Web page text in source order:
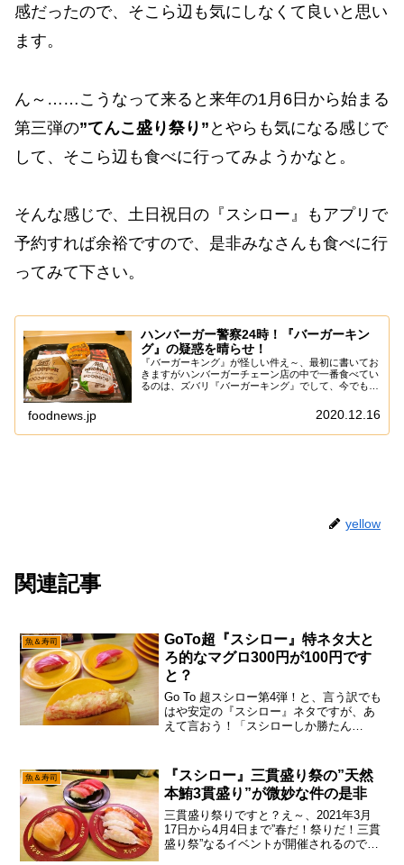
感だったので、そこら辺も気にしなくて良いと思い
ます。
ん～……こうなって来ると来年の1月6日から始まる
第三弾の”てんこ盛り祭り” とやらも気になる感じで
して、そこら辺も食べに行ってみようかなと。
そんな感じで、土日祝日の『スシロー』もアプリで
予約すれば余裕ですので、是非みなさんも食べに行
ってみて下さい。
ハンバーガー警察24時！『バーガーキン
グ』の疑惑を晴らせ！
『バーガーキング』が怪しい件え～、最初に書いてお
きますがハンバーガーチェーン店の中で一番食べてい
るのは、ズバリ『バーガーキング』でして、今でも良
を読んで頂ければ、どれほどのパッションなのかっ
foodnews.jp 2020.12.16
yellow
関連記事
魚＆寿司
GoTo超『スシロー』特ネタ大と
ろ的なマグロ300円が100円です
と？
Go To 超スシロー第4弾！と、言う訳でも
はや安定の『スシロー』ネタですが、あ
えて言おう！「スシローしか勝たん
と”食べログ”などの大手しか上位に出なく
なったので...
魚＆寿司
『スシロー』三貫盛り祭の”天然
本鮪3貫盛り”が微妙な件の是非
三貫盛り祭りですと？え～、2021年3月
17日から4月4日まで”春だ！祭りだ！三貫
盛り祭”なるイベントが開催されるので、